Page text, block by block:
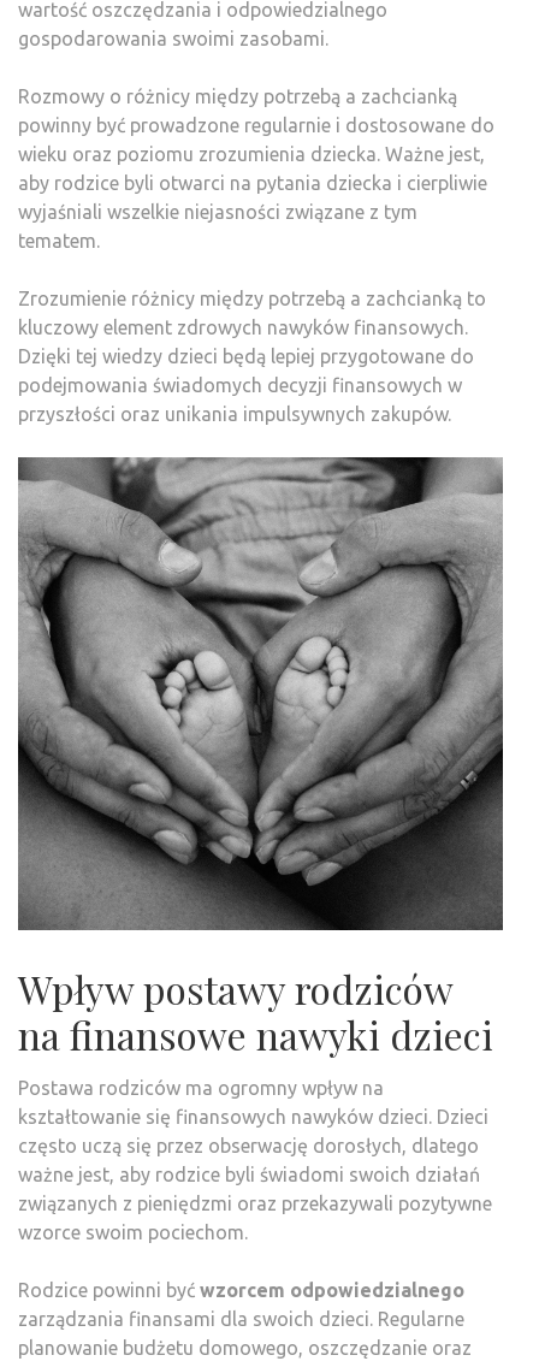
wartość oszczędzania i odpowiedzialnego
gospodarowania swoimi zasobami.
Rozmowy o różnicy między potrzebą a zachcianką
powinny być prowadzone regularnie i dostosowane do
wieku oraz poziomu zrozumienia dziecka. Ważne jest,
aby rodzice byli otwarci na pytania dziecka i cierpliwie
wyjaśniali wszelkie niejasności związane z tym
tematem.
Zrozumienie różnicy między potrzebą a zachcianką to
kluczowy element zdrowych nawyków finansowych.
Dzięki tej wiedzy dzieci będą lepiej przygotowane do
podejmowania świadomych decyzji finansowych w
przyszłości oraz unikania impulsywnych zakupów.
Wpływ postawy rodziców
na finansowe nawyki dzieci
Postawa rodziców ma ogromny wpływ na
kształtowanie się finansowych nawyków dzieci. Dzieci
często uczą się przez obserwację dorosłych, dlatego
ważne jest, aby rodzice byli świadomi swoich działań
związanych z pieniędzmi oraz przekazywali pozytywne
wzorce swoim pociechom.
Rodzice powinni być wzorcem odpowiedzialnego
zarządzania finansami dla swoich dzieci. Regularne
planowanie budżetu domowego, oszczędzanie oraz